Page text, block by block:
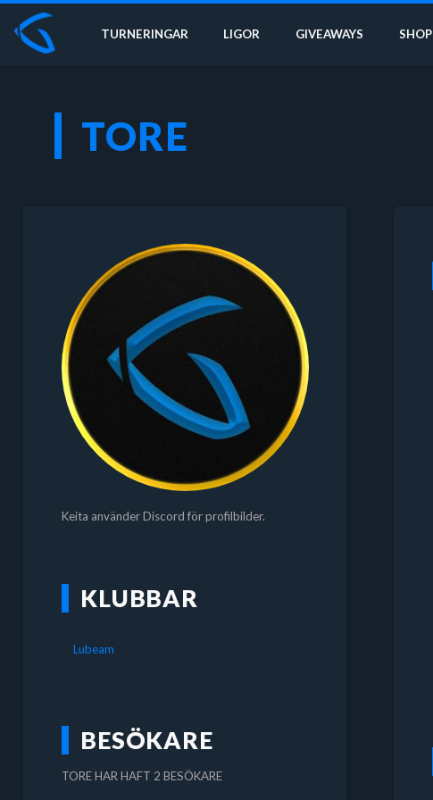
TURNERINGAR LIGOR GIVEAWAYS SHOP
TORE
Keita använder Discord för profilbilder.
KLUBBAR
Lubeam
BESÖKARE
TORE HAR HAFT 2 BESÖKARE